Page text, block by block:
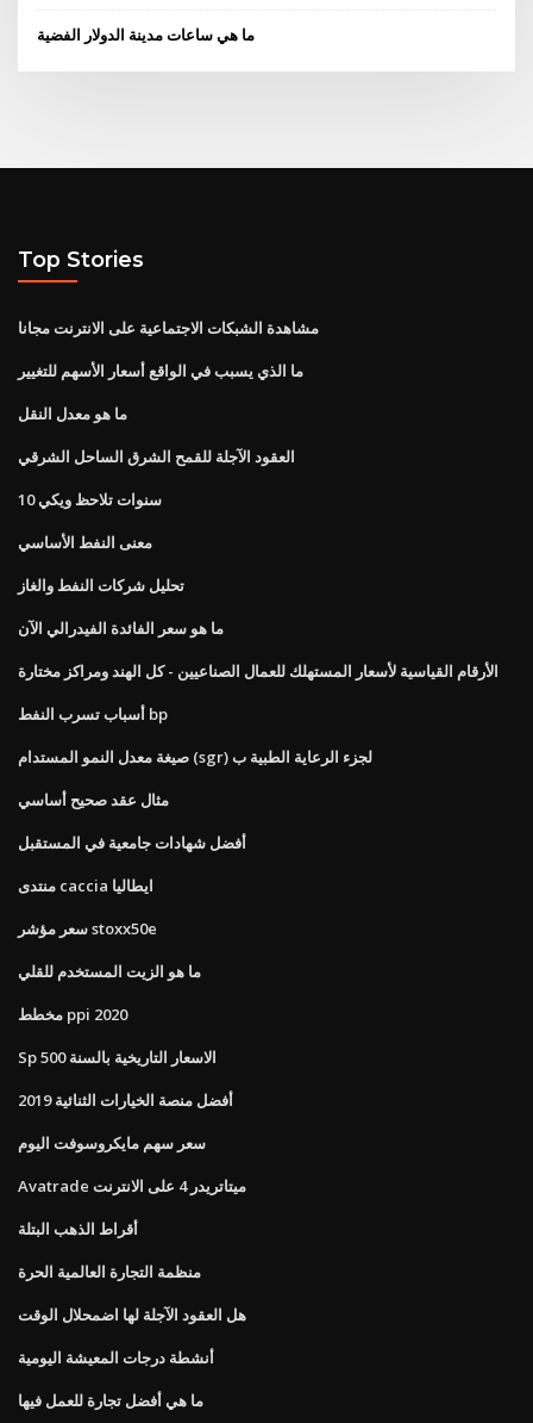
ما هي ساعات مدينة الدولار الفضية
Top Stories
مشاهدة الشبكات الاجتماعية على الانترنت مجانا
ما الذي يسبب في الواقع أسعار الأسهم للتغيير
ما هو معدل النقل
العقود الآجلة للقمح الشرق الساحل الشرقي
10 سنوات تلاحظ ويكي
معنى النفط الأساسي
تحليل شركات النفط والغاز
ما هو سعر الفائدة الفيدرالي الآن
الأرقام القياسية لأسعار المستهلك للعمال الصناعيين - كل الهند ومراكز مختارة
أسباب تسرب النفط bp
صيغة معدل النمو المستدام (sgr) لجزء الرعاية الطبية ب
مثال عقد صحيح أساسي
أفضل شهادات جامعية في المستقبل
منتدى caccia ايطاليا
سعر مؤشر stoxx50e
ما هو الزيت المستخدم للقلي
مخطط ppi 2020
Sp 500 الاسعار التاريخية بالسنة
أفضل منصة الخيارات الثنائية 2019
سعر سهم مايكروسوفت اليوم
Avatrade ميتاتريدر 4 على الانترنت
أقراط الذهب البتلة
منظمة التجارة العالمية الحرة
هل العقود الآجلة لها اضمحلال الوقت
أنشطة درجات المعيشة اليومية
ما هي أفضل تجارة للعمل فيها